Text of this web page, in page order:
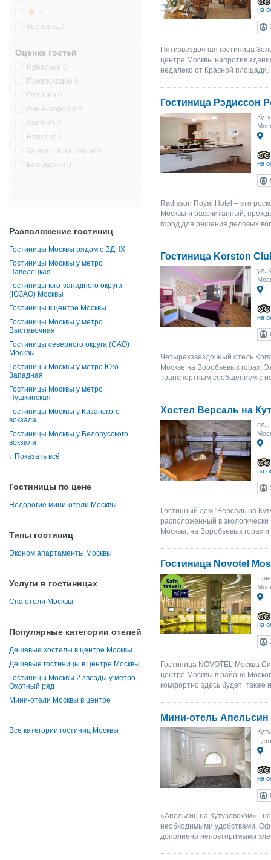
0
без звёзд 0
Оценка гостей
Идеально 0
Превосходно 0
Отлично 0
Очень хорошо 0
Хорошо 0
Неплохо 0
Удовлетворительно 0
Без оценки 0
Расположение гостиниц
Гостиницы Москвы рядом с ВДНХ
Гостиницы Москвы у метро
Павелецкая
Гостиницы юго-западного округа
(ЮЗАО) Москвы
Гостиницы в центре Москвы
Гостиницы Москвы у метро
Выставочная
Гостиницы северного округа (САО)
Москвы
Гостиницы Москвы у метро Юго-
Западная
Гостиницы Москвы у метро
Пушкинская
Гостиницы Москвы у Казанского
вокзала
Гостиницы Москвы у Белорусского
вокзала
↓ Показать всё
Гостиницы по цене
Недорогие мини-отели Москвы
Типы гостиниц
Эконом апартаменты Москвы
Услуги в гостиницах
Спа отели Москвы
Популярные категории отелей
Дешевые хостелы в центре Москвы
Дешевые гостиницы в центре Москвы
Гостиницы Москвы 2 звезды у метро
Охотный ряд
Мини-отели Москвы в центре
Все категории гостиниц Москвы
на
Пятизвёздочная гостиница
центре Москвы напротив
недалеко от Красной
Гостиница Рэдиссон
на
Radisson Royal Hotel – это
Москвы и рассчитанный,
город для решения деловых
Гостиница Korston
ул.
на
Четырехзвездочный отель
Москве на Воробьевых горах.
транспортным сообщением с
Хостел Версаль на
пл.
на
Гостинный дом "Версаль на
расположенный в
Москвы: на Воробьевых горах
Гостиница Novotel
на
Гостиница NOVOTEL Москва
центре Москвы в районе
комфортно здесь будет также
Мини-отель Апельсин
на
«Апельсин на Кутузовском» -
необходимыми удобствами.
дополнено неповторимыми